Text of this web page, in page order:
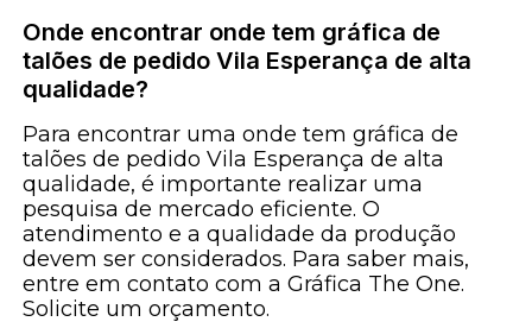
Onde encontrar onde tem gráfica de
talões de pedido Vila Esperança de alta
qualidade?
Para encontrar uma onde tem gráfica de
talões de pedido Vila Esperança de alta
qualidade, é importante realizar uma
pesquisa de mercado eficiente. O
atendimento e a qualidade da produção
devem ser considerados. Para saber mais,
entre em contato com a Gráfica The One.
Solicite um orçamento.